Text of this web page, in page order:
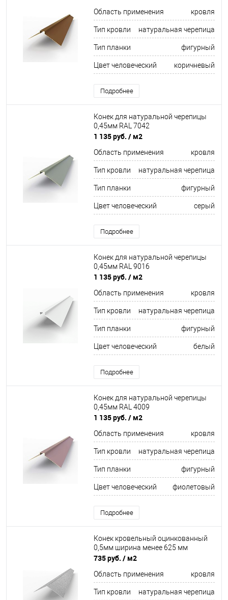
Область применения кровля
Тип кровли натуральная черепица
Тип планки фигурный
Цвет человеческий коричневый
Подробнее
Конек для натуральной черепицы
0,45мм RAL 7042
1 135 руб. / м2
Область применения кровля
Тип кровли натуральная черепица
Тип планки фигурный
Цвет человеческий серый
Подробнее
Конек для натуральной черепицы
0,45мм RAL 9016
1 135 руб. / м2
Область применения кровля
Тип кровли натуральная черепица
Тип планки фигурный
Цвет человеческий белый
Подробнее
Конек для натуральной черепицы
0,45мм RAL 4009
1 135 руб. / м2
Область применения кровля
Тип кровли натуральная черепица
Тип планки фигурный
Цвет человеческий фиолетовый
Подробнее
Конек кровельный оцинкованный
0,5мм ширина менее 625 мм
735 руб. / м2
Область применения кровля
Тип кровли натуральная черепица